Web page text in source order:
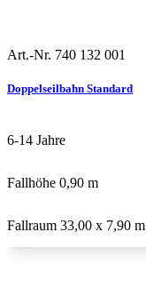
Stahl
Art.-Nr. 740 132 001
Doppelseilbahn Standard
6-14 Jahre
Fallhöhe 0,90 m
Fallraum 33,00 x 7,90 m